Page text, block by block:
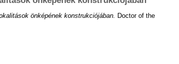
önképének konstrukciójában. Doctor of the